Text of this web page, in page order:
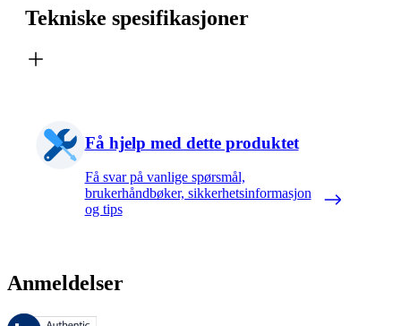
Tekniske spesifikasjoner
Få hjelp med dette produktet
Få svar på vanlige spørsmål,
brukerhåndbøker, sikkerhetsinformasjon
og tips
Anmeldelser
Disse anmeldelsene forvaltes av Bazaarvoice og overholder